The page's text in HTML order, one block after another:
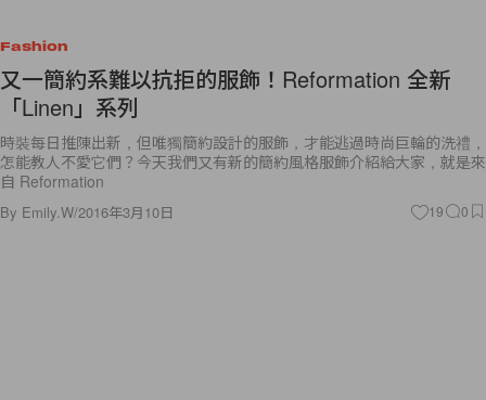
Fashion
又一簡約系難以抗拒的服飾！Reformation 全新
「Linen」系列
時裝每日推陳出新，但唯獨簡約設計的服飾，才能逃過時尚巨輪的洗禮，
怎能教人不愛它們？今天我們又有新的簡約風格服飾介紹給大家，就是來
自 Reformation
By Emily.W/2016年3月10日 19 0